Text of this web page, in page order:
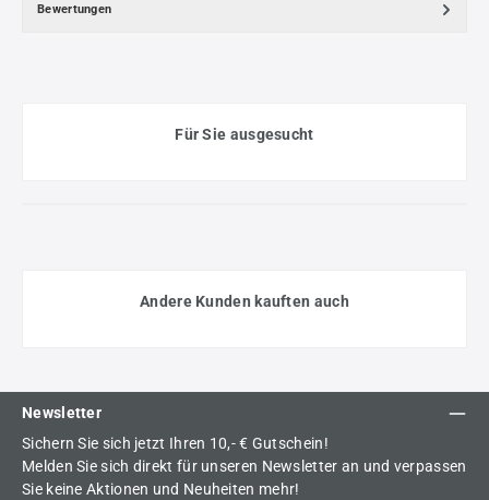
Bewertungen
Für Sie ausgesucht
Andere Kunden kauften auch
Newsletter
Sichern Sie sich jetzt Ihren 10,- € Gutschein!
Melden Sie sich direkt für unseren Newsletter an und verpassen
Sie keine Aktionen und Neuheiten mehr!